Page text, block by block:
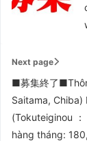
Next page
■募集終了
Saitama,
(Tokuteiginou
hàng tháng: